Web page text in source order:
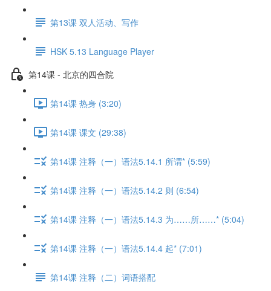
第13课 双人活动、写作
HSK 5.13 Language Player
第14课 - 北京的四合院
第14课 热身 (3:20)
第14课 课文 (29:38)
第14课 注释（一）语法5.14.1 所谓* (5:59)
第14课 注释（一）语法5.14.2 则 (6:54)
第14课 注释（一）语法5.14.3 为……所……* (5:04)
第14课 注释（一）语法5.14.4 起* (7:01)
第14课 注释（二）词语搭配